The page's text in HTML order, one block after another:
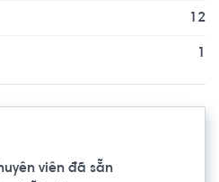
12
1
viên đã sẵn